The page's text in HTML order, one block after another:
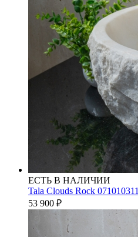
ЕСТЬ В НАЛИЧИИ
Tala Clouds Rock 071010311
53 900 ₽